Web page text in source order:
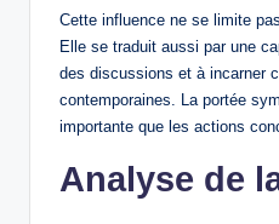
Cette influence ne se limite
Elle se traduit aussi par une
des discussions et à incarner
contemporaines. La portée
importante que les actions
Analyse de